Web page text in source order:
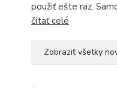
použiť ešte raz.
čítať celé
Zobraziť všetky